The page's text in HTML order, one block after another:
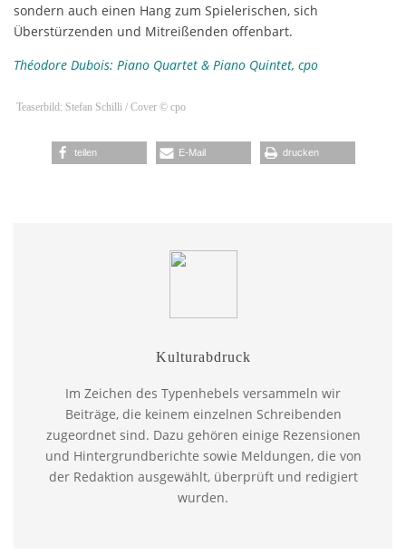
sondern auch einen Hang zum Spielerischen, sich
Überstürzenden und Mitreißenden offenbart.
Théodore Dubois: Piano Quartet & Piano Quintet, cpo
Teaserbild: Stefan Schilli / Cover © cpo
teilen E-Mail drucken
Kulturabdruck
Im Zeichen des Typenhebels versammeln wir
Beiträge, die keinem einzelnen Schreibenden
zugeordnet sind. Dazu gehören einige Rezensionen
und Hintergrundberichte sowie Meldungen, die von
der Redaktion ausgewählt, überprüft und redigiert
wurden.